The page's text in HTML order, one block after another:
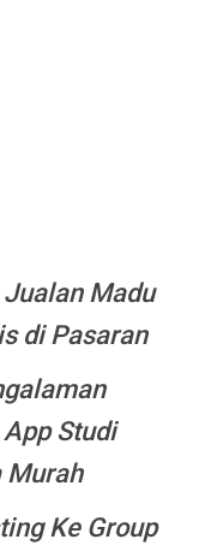
Madu
di Pasaran
Studi
Murah
Ke Group